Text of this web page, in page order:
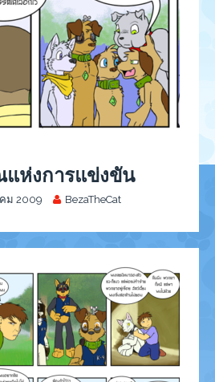
ห่งการแข่งขัน
ม 2009 BezaTheCat